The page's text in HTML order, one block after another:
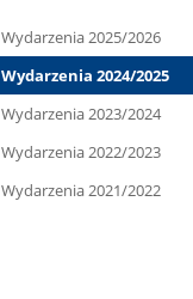
Wydarzenia
Wydarzenia 2025/2026
Wydarzenia 2024/2025
Wydarzenia 2023/2024
Wydarzenia 2022/2023
Wydarzenia 2021/2022